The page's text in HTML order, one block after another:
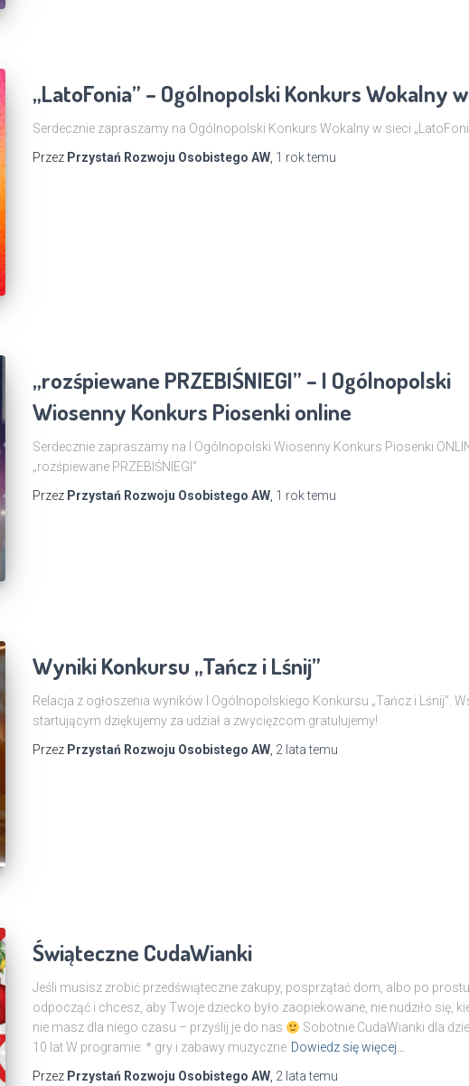
„LatoFonia” – Ogólnopolski Konkurs Wokalny
Serdecznie zapraszamy na Ogólnopolski Konkurs Wokalny w sieci
Przez Przystań Rozwoju Osobistego AW, 1 roktemu
„rozśpiewane PRZEBIŚNIEGI” – I Ogólnopolski
Wiosenny Konkurs Piosenki online
Serdecznie zapraszamy na I Ogólnopolski Wiosenny Konkurs Piosenki
„rozśpiewane PRZEBIŚNIEGI”
Przez Przystań Rozwoju Osobistego AW, 1 roktemu
Wyniki Konkursu „Tańcz i Lśnij”
Relacja z ogłoszenia wyników I Ogólnopolskiego Konkursu „Tańcz i Lśnij”.
startującym dziękujemy za udział a zwycięzcom gratulujemy!
Przez Przystań Rozwoju Osobistego AW, 2 latatemu
Świąteczne CudaWianki
Jeśli musisz zrobić przedświąteczne zakupy, posprzątać dom, albo po prostu
odpocząć i chcesz, aby Twoje dziecko było zaopiekowane, nie nudziło się,
nie masz dla niego czasu – przyślij je do nas
Sobotnie CudaWianki dla
10 lat W programie: * gry i zabawy muzyczne Dowiedz się więcej…
Przez Przystań Rozwoju Osobistego AW, 2 latatemu